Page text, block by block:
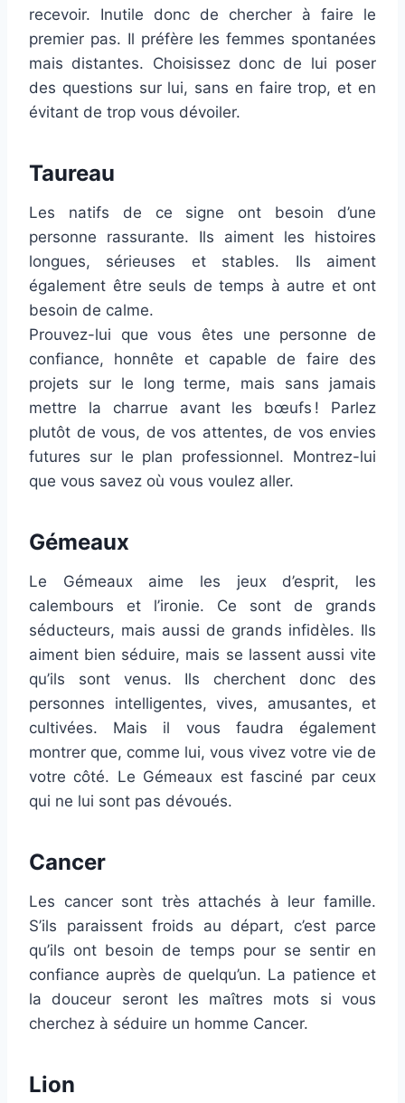
recevoir. Inutile donc de chercher à faire le
premier pas. Il préfère les femmes spontanées
mais distantes. Choisissez donc de lui poser
des questions sur lui, sans en faire trop, et en
évitant de trop vous dévoiler.
Taureau
Les natifs de ce signe ont besoin d’une
personne rassurante. Ils aiment les histoires
longues, sérieuses et stables. Ils aiment
également être seuls de temps à autre et ont
besoin de calme.
Prouvez-lui que vous êtes une personne de
confiance, honnête et capable de faire des
projets sur le long terme, mais sans jamais
mettre la charrue avant les bœufs ! Parlez
plutôt de vous, de vos attentes, de vos envies
futures sur le plan professionnel. Montrez-lui
que vous savez où vous voulez aller.
Gémeaux
Le Gémeaux aime les jeux d’esprit, les
calembours et l’ironie. Ce sont de grands
séducteurs, mais aussi de grands infidèles. Ils
aiment bien séduire, mais se lassent aussi vite
qu’ils sont venus. Ils cherchent donc des
personnes intelligentes, vives, amusantes, et
cultivées. Mais il vous faudra également
montrer que, comme lui, vous vivez votre vie de
votre côté. Le Gémeaux est fasciné par ceux
qui ne lui sont pas dévoués.
Cancer
Les cancer sont très attachés à leur famille.
S’ils paraissent froids au départ, c’est parce
qu’ils ont besoin de temps pour se sentir en
confiance auprès de quelqu’un. La patience et
la douceur seront les maîtres mots si vous
cherchez à séduire un homme Cancer.
Lion